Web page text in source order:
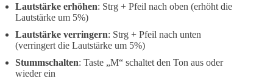
Lautstärke erhöhen: Strg + Pfeil nach oben (erhöht die
Lautstärke um 5%)
Lautstärke verringern: Strg + Pfeil nach unten
(verringert die Lautstärke um 5%)
Stummschalten: Taste „M“ schaltet den Ton aus oder
wieder ein